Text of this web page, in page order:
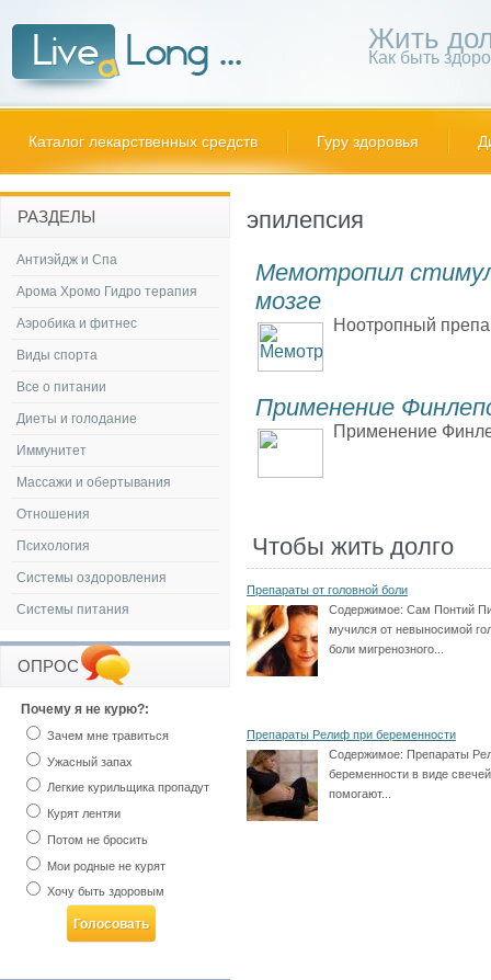
Жить
Как быть
Каталог лекарственных средств Гуру здоровья
эпилепсия
Мемотропил
мозге
Ноотропный
Применение
Применение
Чтобы жить долго
Препараты от головной боли
Содержимое: Сам Понтий
мучился от невыносимой
боли мигренозного...
Препараты Релиф при беременности
Содержимое: Препараты
беременности в виде
помогают...
РАЗДЕЛЫ
Антиэйдж и Спа
Арома Хромо Гидро терапия
Аэробика и фитнес
Виды спорта
Все о питании
Диеты и голодание
Иммунитет
Массажи и обертывания
Отношения
Психология
Системы оздоровления
Системы питания
ОПРОС
Почему я не курю?:
Зачем мне травиться
Ужасный запах
Легкие курильщика пропадут
Курят лентяи
Потом не бросить
Мои родные не курят
Хочу быть здоровым